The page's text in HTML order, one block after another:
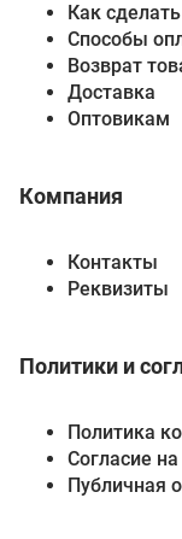
Как
Способы
Возврат
Доставка
Оптовикам
Компания
Контакты
Реквизиты
Политики и
Политика
Согласие
Публичная